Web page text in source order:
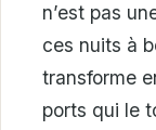
n’est pas
ces nuits à
transforme
ports qui le